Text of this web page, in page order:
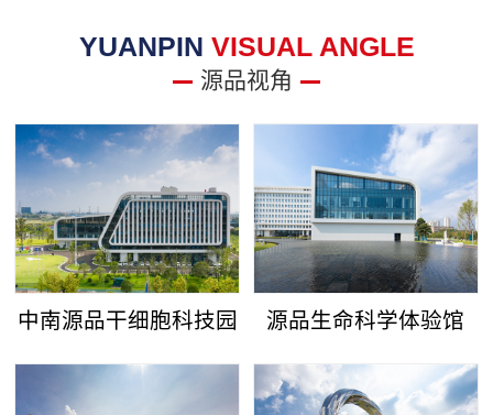
YUANPIN VISUAL ANGLE
源品视角
中南源品干细胞科技园 源品生命科学体验馆